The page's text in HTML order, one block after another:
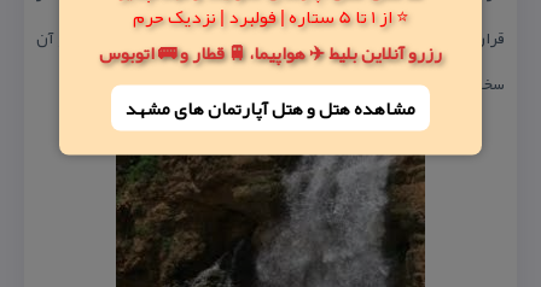
⭐ از 1 تا 5 ستاره | فولبرد | نزدیک حرم
رزرو آنلاین بلیط ✈️ هواپیما، 🚆 قطار و 🚌 اتوبوس
مشاهده هتل و هتل‌ آپارتمان های مشهد
قرار گرفته و به دلیل سرد بودن داخل غار و ارتفاع زیاد آبشار، عبور از آن
سخت اما بسیار جالب است.